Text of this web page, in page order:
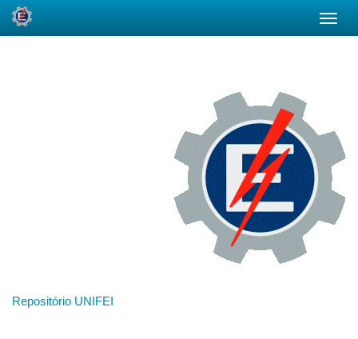
Repositório UNIFEI